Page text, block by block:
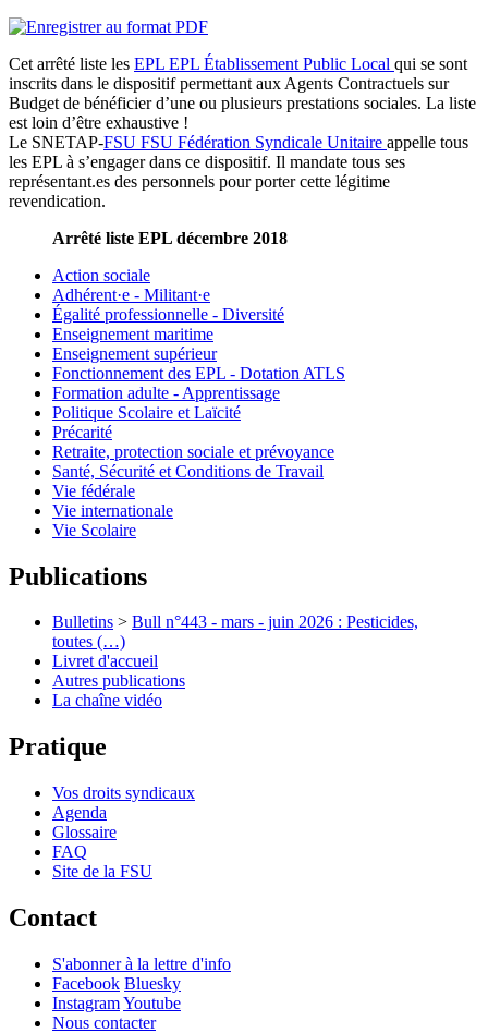
Cet arrêté liste les EPL EPL Établissement Public Local qui se sont
inscrits dans le dispositif permettant aux Agents Contractuels sur
Budget de bénéficier d’une ou plusieurs prestations sociales. La liste
est loin d’être exhaustive !
Le SNETAP-FSU FSU Fédération Syndicale Unitaire appelle tous
les EPL à s’engager dans ce dispositif. Il mandate tous ses
représentant.es des personnels pour porter cette légitime
revendication.
Arrêté liste EPL décembre 2018
Action sociale
Adhérent·e - Militant·e
Égalité professionnelle - Diversité
Enseignement maritime
Enseignement supérieur
Fonctionnement des EPL - Dotation ATLS
Formation adulte - Apprentissage
Politique Scolaire et Laïcité
Précarité
Retraite, protection sociale et prévoyance
Santé, Sécurité et Conditions de Travail
Vie fédérale
Vie internationale
Vie Scolaire
Publications
Bulletins > Bull n°443 - mars - juin 2026 : Pesticides,
toutes (…)
Livret d'accueil
Autres publications
La chaîne vidéo
Pratique
Vos droits syndicaux
Agenda
Glossaire
FAQ
Site de la FSU
Contact
S'abonner à la lettre d'info
Facebook Bluesky
InstagramYoutube
Nous contacter